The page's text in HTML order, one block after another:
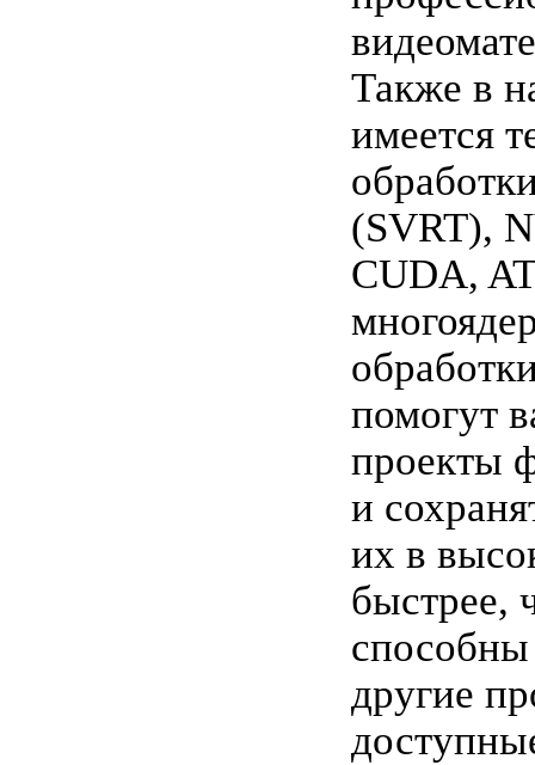
Также в
имеется
(SVRT),
CUDA,
помогут
проекты
и
их в
быстрее,
способны
другие